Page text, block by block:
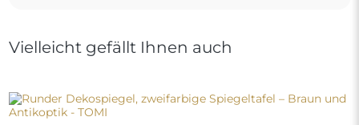
Vielleicht gefällt Ihnen auch